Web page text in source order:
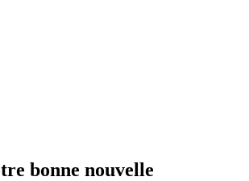
bonne nouvelle